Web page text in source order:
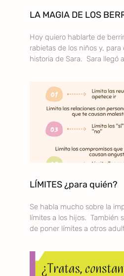
LA MAGIA DE LOS
Hoy quiero hablarte de
rabietas de los niños y, para
historia de Sara. Sara llegó
LÍMITES ¿para quién?
Se habla mucho sobre la
límites a los hijos. También
de poner límites a otros